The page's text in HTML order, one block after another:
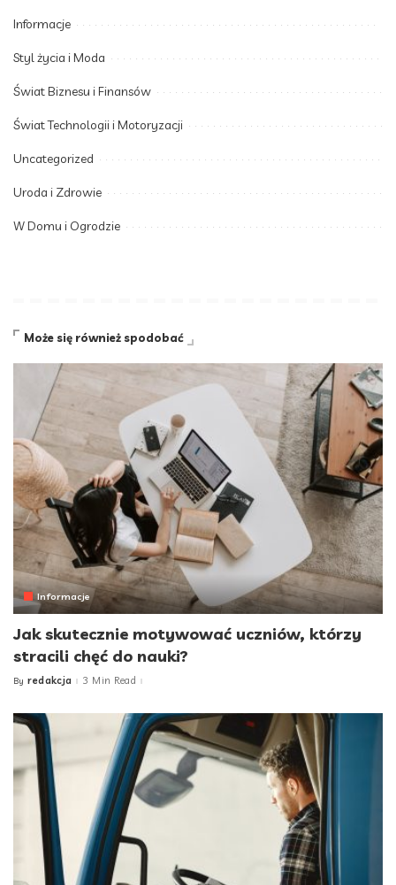
Informacje
Styl życia i Moda
Świat Biznesu i Finansów
Świat Technologii i Motoryzacji
Uncategorized
Uroda i Zdrowie
W Domu i Ogrodzie
Może się również spodobać
Informacje
Jak skutecznie motywować uczniów, którzy
stracili chęć do nauki?
Posted
By redakcja 3 Min Read